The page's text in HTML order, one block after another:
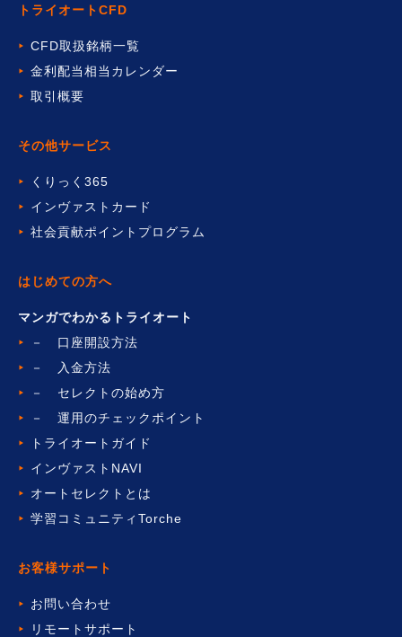
その他サービス
くりっく365
インヴァストカード
社会貢献ポイントプログラム
はじめての方へ
マンガでわかるトライオート
－ 口座開設方法
－ 入金方法
－ セレクトの始め方
－ 運用のチェックポイント
トライオートガイド
インヴァストNAVI
オートセレクトとは
学習コミュニティTorche
トライオートCFD
CFD取扱銘柄一覧
金利配当相当カレンダー
取引概要
お客様サポート
お問い合わせ
リモートサポート